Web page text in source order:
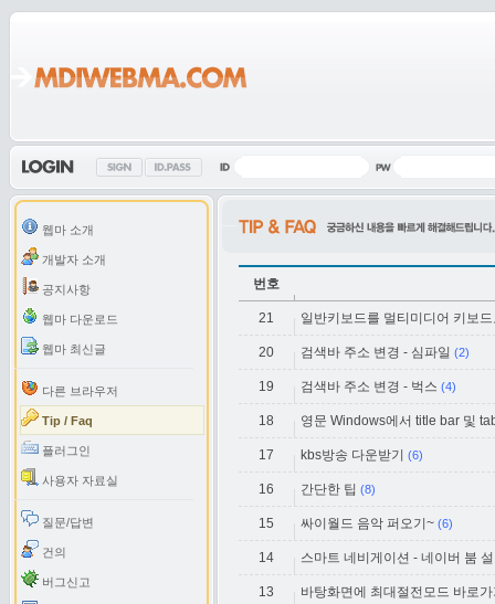
웹마 소개
개발자 소개
공지사항
웹마 다운로드
웹마 최신글
다른 브라우저
Tip / Faq
플러그인
사용자 자료실
질문/답변
건의
버그신고
번호
21 일반키보드를 멀티미디어 키보
20 검색바 주소 변경 - 심파일 (2)
19 검색바 주소 변경 - 벅스 (4)
18 영문 Windows에서 title bar 및
17 kbs방송 다운받기 (6)
16 간단한 팁 (8)
15 싸이월드 음악 퍼오기~ (6)
14 스마트 네비게이션 - 네이버 붐
13 바탕화면에 최대절전모드 바로